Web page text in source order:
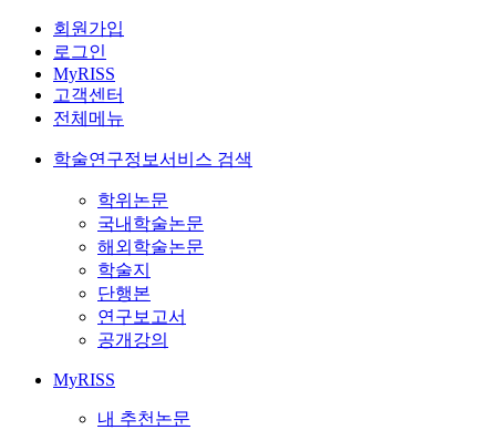
회원가입
로그인
MyRISS
고객센터
전체메뉴
학술연구정보서비스 검색
학위논문
국내학술논문
해외학술논문
학술지
단행본
연구보고서
공개강의
MyRISS
내 추천논문